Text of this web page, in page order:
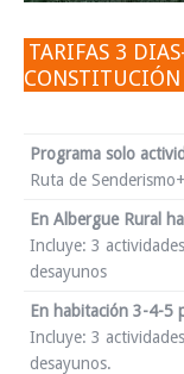
TARIFAS 3
CONSTITUCIÓN
Programa solo
Ruta de
En Albergue Rural
Incluye: 3
desayunos
En habitación 3-4-5
Incluye: 3
desayunos.